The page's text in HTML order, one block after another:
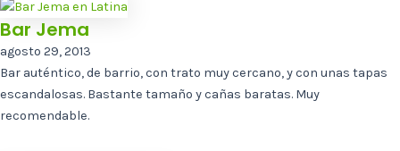
Bar Jema
agosto 29, 2013
Bar auténtico, de barrio, con trato muy cercano, y con unas tapas
escandalosas. Bastante tamaño y cañas baratas. Muy
recomendable.